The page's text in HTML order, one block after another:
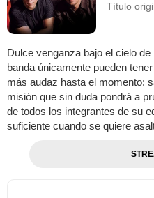
Título
Dulce venganza bajo el cielo
banda únicamente pueden
más audaz hasta el momento:
misión que sin duda pondrá a
de todos los integrantes de su
suficiente cuando se quiere